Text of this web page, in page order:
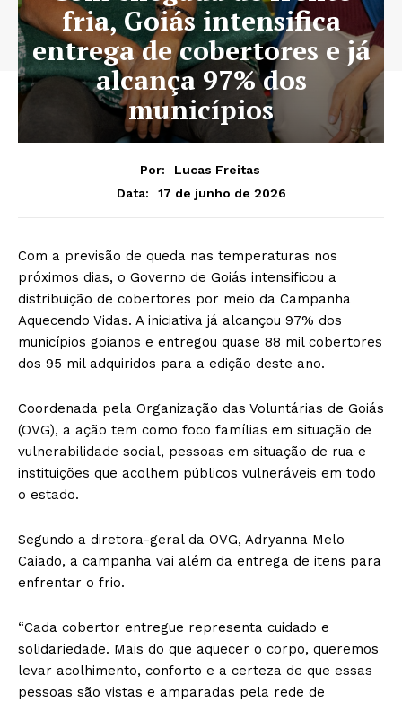
fria, Goiás intensifica
entrega de cobertores e já
alcança 97% dos
municípios
Por:
Lucas Freitas
Data:
17 de junho de 2026
Com a previsão de queda nas temperaturas nos
próximos dias, o Governo de Goiás intensificou a
distribuição de cobertores por meio da Campanha
Aquecendo Vidas. A iniciativa já alcançou 97% dos
municípios goianos e entregou quase 88 mil cobertores
dos 95 mil adquiridos para a edição deste ano.
Coordenada pela Organização das Voluntárias de Goiás
(OVG), a ação tem como foco famílias em situação de
vulnerabilidade social, pessoas em situação de rua e
instituições que acolhem públicos vulneráveis em todo
o estado.
Segundo a diretora-geral da OVG, Adryanna Melo
Caiado, a campanha vai além da entrega de itens para
enfrentar o frio.
“Cada cobertor entregue representa cuidado e
solidariedade. Mais do que aquecer o corpo, queremos
levar acolhimento, conforto e a certeza de que essas
pessoas são vistas e amparadas pela rede de